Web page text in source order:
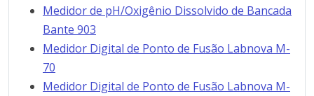
Medidor de pH/Oxigênio Dissolvido de Bancada
Bante 903
Medidor Digital de Ponto de Fusão Labnova M-
70
Medidor Digital de Ponto de Fusão Labnova M-